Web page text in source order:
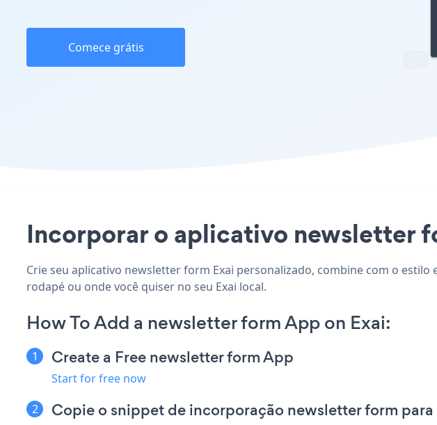
Comece grátis
Incorporar o aplicativo newsletter
Crie seu aplicativo newsletter form Exai personalizado, combine com o
rodapé ou onde você quiser no seu Exai local.
How To Add a newsletter form App on Exai:
Create a Free newsletter form App
Start for free now
Copie o snippet de incorporação newsletter form para